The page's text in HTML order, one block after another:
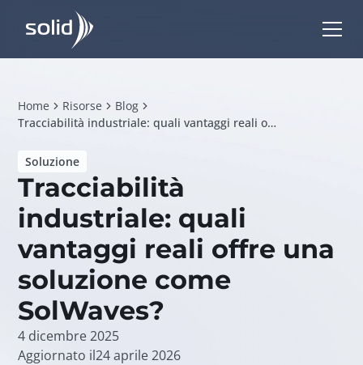
Home Risorse
Blog
Tracciabilità industriale: quali vantaggi reali offre una soluzione come SolWaves?
Soluzione
Tracciabilità
industriale: quali
vantaggi reali offre una
soluzione come
SolWaves?
4 dicembre 2025
Aggiornato il24 aprile 2026